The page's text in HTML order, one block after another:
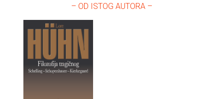
– OD ISTOG AUTORA –